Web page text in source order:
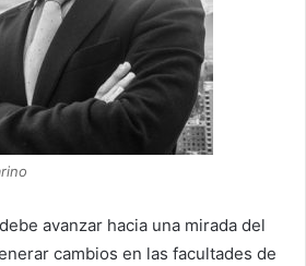
avanzar hacia una mirada del
cambios en las facultades de